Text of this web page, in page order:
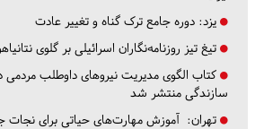
یزد: دوره جامع ترک گناه و تغییر عادت
تیغ تیز روزنامه‌نگاران اسرائیلی بر گلوی
کتاب الگوی مدیریت نیروهای داوطلب مردمی
سازندگی منتشر شد
تهران: آموزش مهارت‌های حیاتی برای نجات